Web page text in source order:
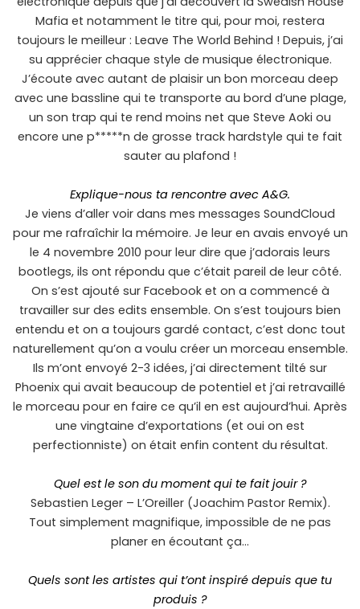
Mafia et notamment le titre qui, pour moi, restera
toujours le meilleur : Leave The World Behind ! Depuis, j’ai
su apprécier chaque style de musique électronique.
J’écoute avec autant de plaisir un bon morceau deep
avec une bassline qui te transporte au bord d’une plage,
un son trap qui te rend moins net que Steve Aoki ou
encore une p*****n de grosse track hardstyle qui te fait
sauter au plafond !
Explique-nous ta rencontre avec A&G.
Je viens d’aller voir dans mes messages SoundCloud
pour me rafraîchir la mémoire. Je leur en avais envoyé un
le 4 novembre 2010 pour leur dire que j’adorais leurs
bootlegs, ils ont répondu que c’était pareil de leur côté.
On s’est ajouté sur Facebook et on a commencé à
travailler sur des edits ensemble. On s’est toujours bien
entendu et on a toujours gardé contact, c’est donc tout
naturellement qu’on a voulu créer un morceau ensemble.
Ils m’ont envoyé 2-3 idées, j’ai directement tilté sur
Phoenix qui avait beaucoup de potentiel et j’ai retravaillé
le morceau pour en faire ce qu’il en est aujourd’hui. Après
une vingtaine d’exportations (et oui on est
perfectionniste) on était enfin content du résultat.
Quel est le son du moment qui te fait jouir ?
Sebastien Leger – L’Oreiller (Joachim Pastor Remix).
Tout simplement magnifique, impossible de ne pas
planer en écoutant ça…
Quels sont les artistes qui t’ont inspiré depuis que tu
produis ?